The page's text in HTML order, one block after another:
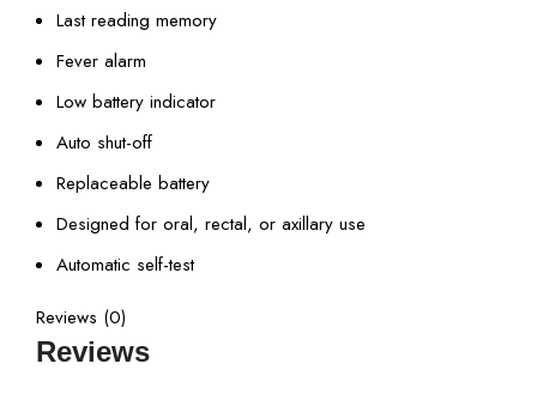
Last reading memory
Fever alarm
Low battery indicator
Auto shut-off
Replaceable battery
Designed for oral, rectal, or axillary use
Automatic self-test
Reviews (0)
Reviews